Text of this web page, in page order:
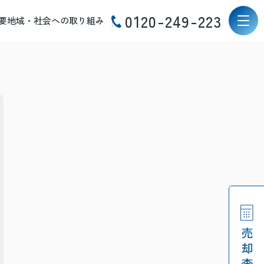
地域・社会への取り組み 0120-249-223